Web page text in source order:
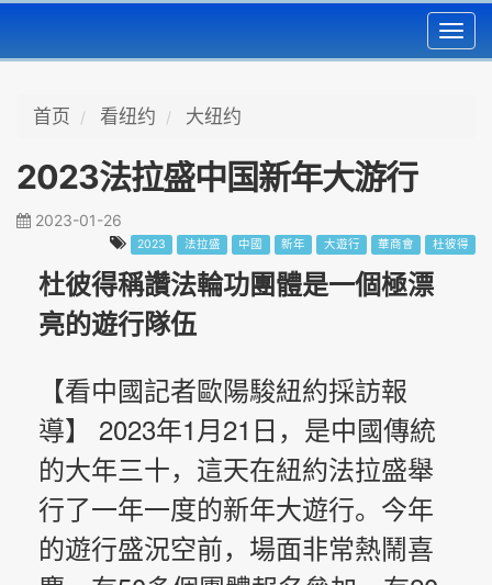
首页 看纽约 大纽约
2023法拉盛中国新年大游行
2023-01-26
2023 法拉盛 中國 新年 大遊行 華商會 杜彼得
杜彼得稱讚法輪功團體是一個極漂
亮的遊行隊伍
【看中國記者歐陽駿紐約採訪報
導】 2023年1月21日，是中國傳統
的大年三十，這天在紐約法拉盛舉
行了一年一度的新年大遊行。今年
的遊行盛況空前，場面非常熱鬧喜